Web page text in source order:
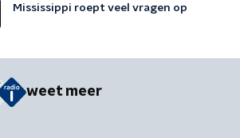
Mississippi roept veel vragen op
weet meer